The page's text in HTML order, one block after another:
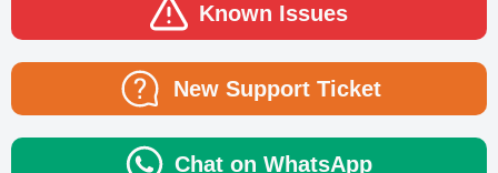
Known Issues
New Support Ticket
Chat on WhatsApp